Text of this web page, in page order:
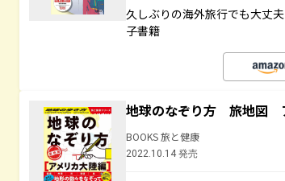
久しぶりの海外旅行でも大丈
子書籍
地球のなぞり方 旅地図
BOOKS 旅と健康
2022.10.14 発売